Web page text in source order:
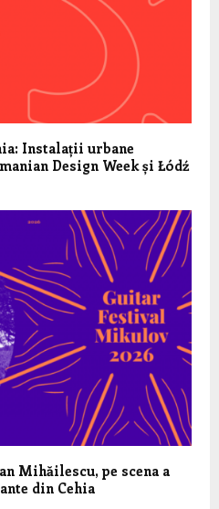
Instalații urbane
Design Week și Łódź
Mihăilescu, pe scena a
din Cehia